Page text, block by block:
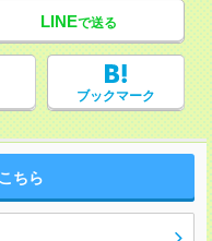
LINEで送る
ブックマーク
ちら